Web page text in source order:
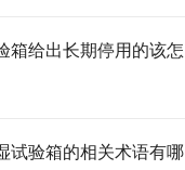
箱给出长期停用的该怎
试验箱的相关术语有哪